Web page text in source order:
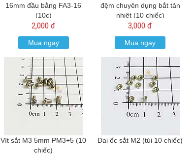
16mm đầu bằng FA3-16
(10c)
2,000 đ
Mua ngay
đệm chuyên dụng bắt tản
nhiệt (10 chiếc)
3,000 đ
Mua ngay
Vít sắt M3 5mm PM3+5 (10
chiếc)
Đai ốc sắt M2 (túi 10 chiếc)